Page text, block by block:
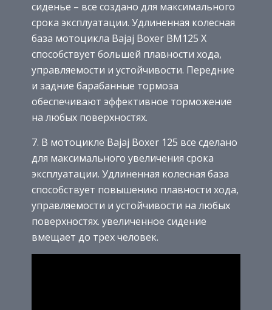
сиденье – все создано для максимального
срока эксплуатации. Удлиненная колесная
база мотоцикла Bajaj Boxer BM125 X
способствует большей плавности хода,
управляемости и устойчивости. Передние
и задние барабанные тормоза
обеспечивают эффективное торможение
на любых поверхностях.
7. В мотоцикле Bajaj Boxer 125 все сделано
для максимального увеличения срока
эксплуатации. Удлиненная колесная база
способствует повышению плавности хода,
управляемости и устойчивости на любых
поверхностях. увеличенное сидение
вмещает до трех человек.